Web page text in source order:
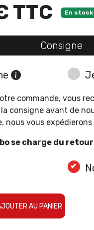
TTC En stock
Consigne
commande, vous
consigne avant de
nous vous
se charge du
AU PANIER